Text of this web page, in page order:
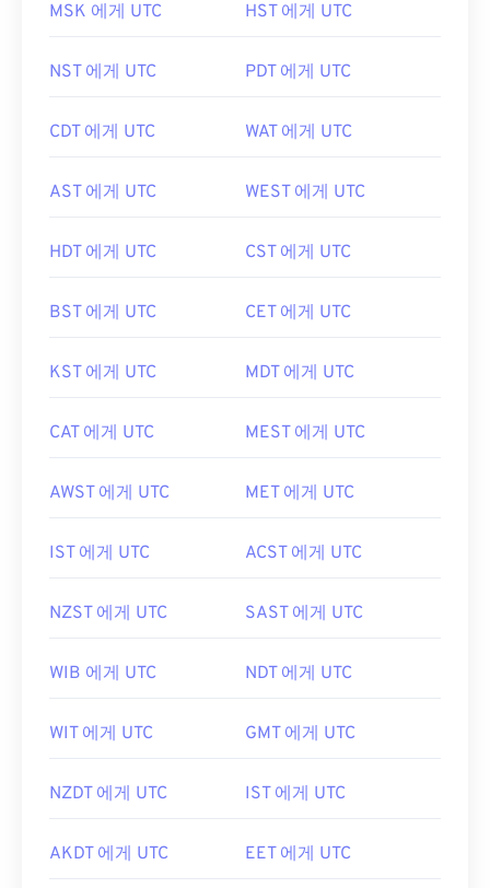
MSK 에게 UTC HST 에게 UTC
NST 에게 UTC PDT 에게 UTC
CDT 에게 UTC WAT 에게 UTC
AST 에게 UTC WEST 에게 UTC
HDT 에게 UTC CST 에게 UTC
BST 에게 UTC CET 에게 UTC
KST 에게 UTC MDT 에게 UTC
CAT 에게 UTC MEST 에게 UTC
AWST 에게 UTC MET 에게 UTC
IST 에게 UTC ACST 에게 UTC
NZST 에게 UTC SAST 에게 UTC
WIB 에게 UTC NDT 에게 UTC
WIT 에게 UTC GMT 에게 UTC
NZDT 에게 UTC IST 에게 UTC
AKDT 에게 UTC EET 에게 UTC